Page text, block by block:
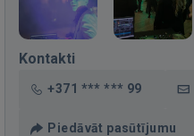
Kontakti
+371 *** *** 99
Piedāvāt pasūtījumu